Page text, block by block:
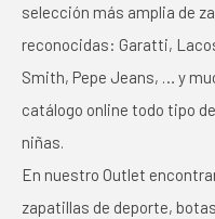
selección más amplia de
reconocidas: Garatti,
Smith, Pepe Jeans, … y
catálogo online todo tipo
niñas.
En nuestro Outlet
zapatillas de deporte,